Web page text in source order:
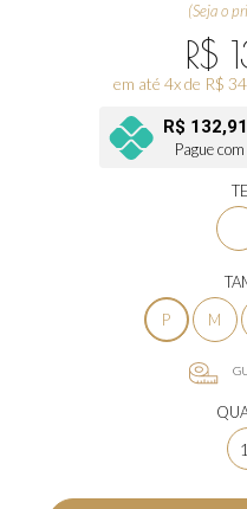
(Seja o
R$
em até 4x de R$
R$ 132,91
Pague
P
M